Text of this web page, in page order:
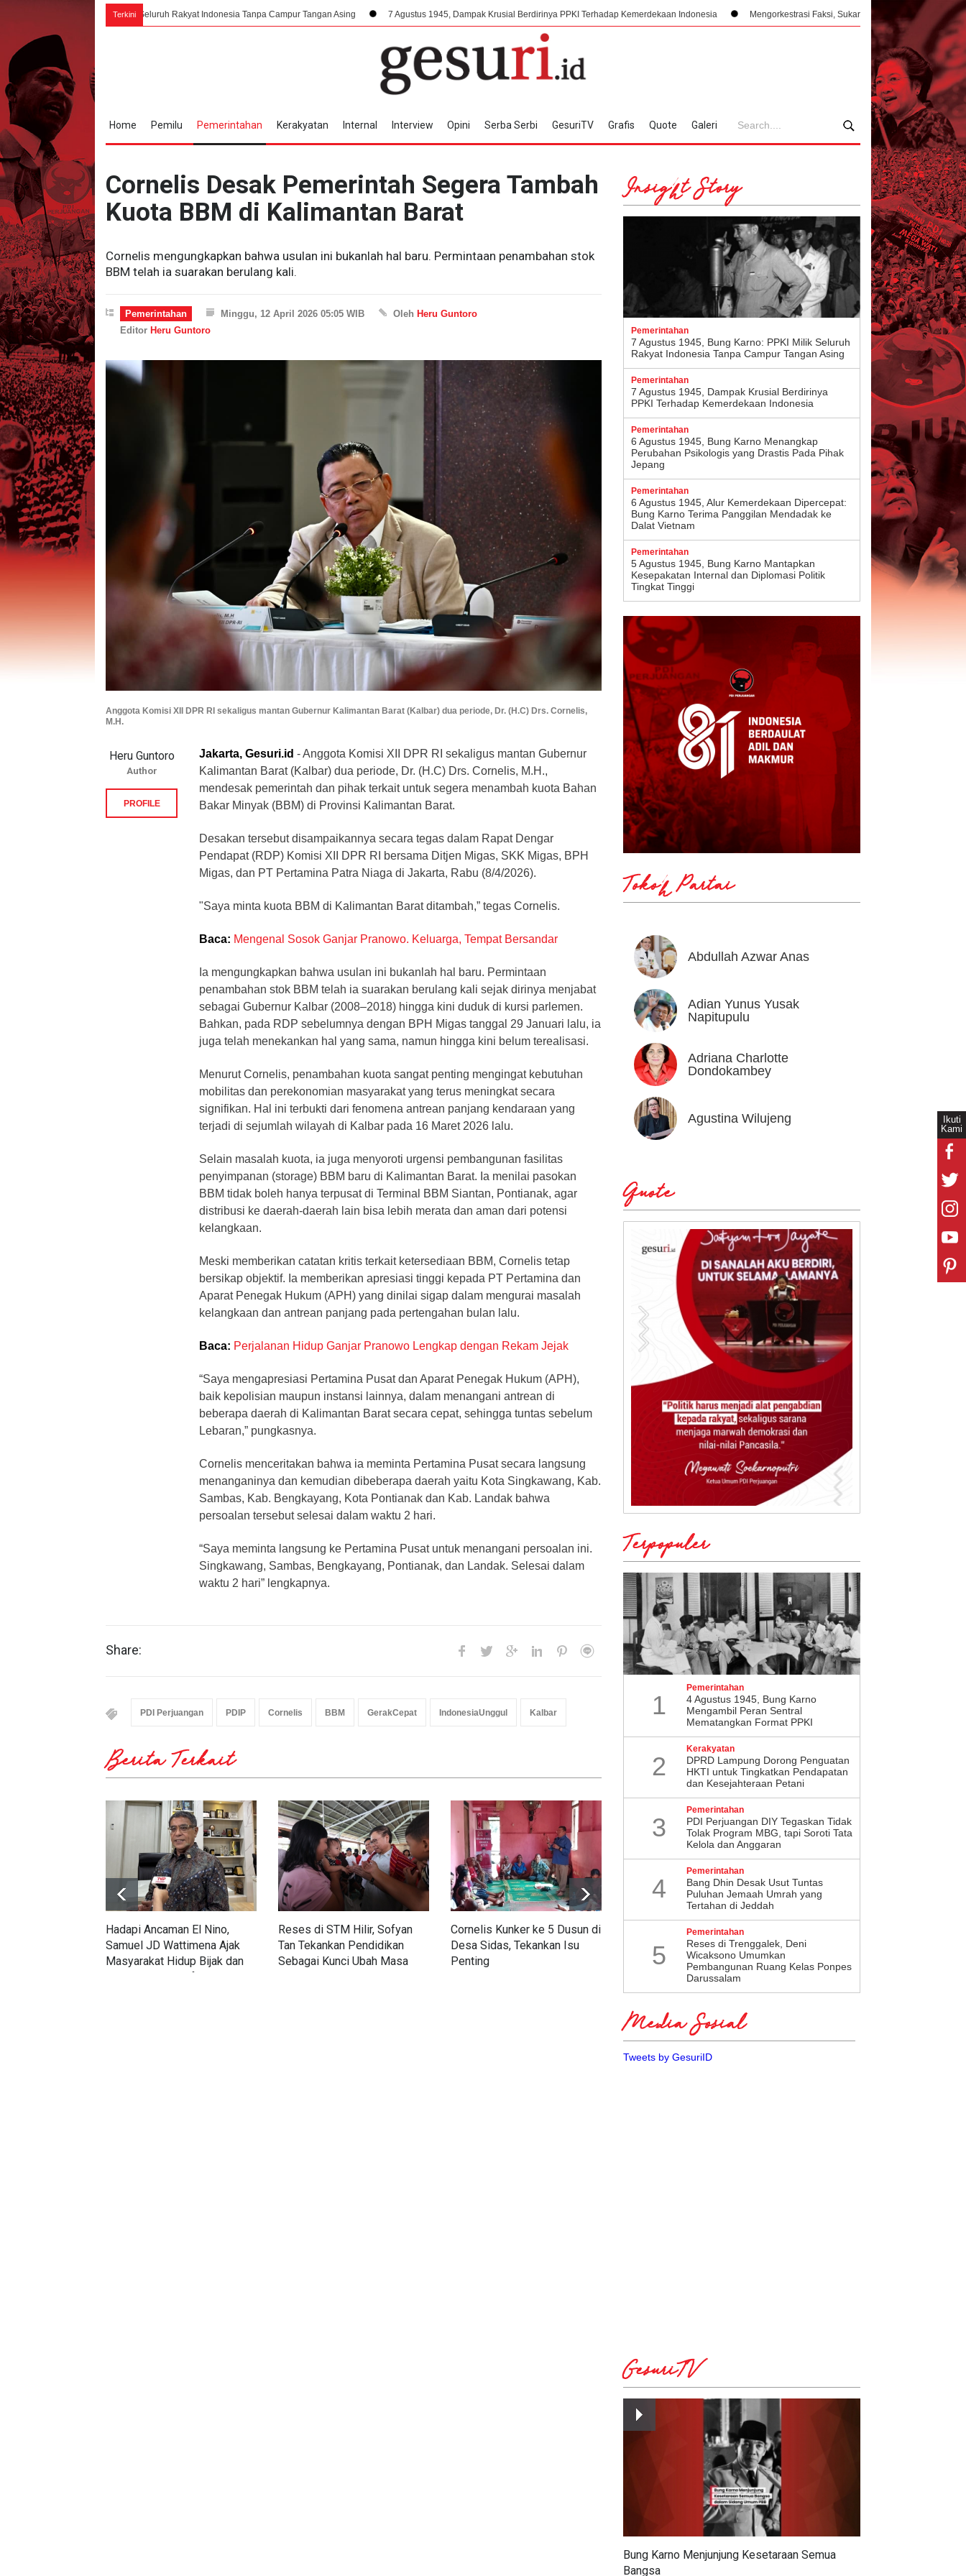
Ikuti
Kami
Terkini
Karno: PPKI Milik Seluruh Rakyat Indonesia Tanpa Campur Tangan Asing 7 Agustus 1945, Dampak Krusial Berdirinya PPKI Terhadap Kemerdekaan Indonesia Mengorkestrasi Faksi, Sukarno, PPKI, dan Manajemen Konflik Internal
Home Pemilu Pemerintahan Kerakyatan Internal Interview Opini Serba Serbi GesuriTV Grafis Quote Galeri
Cornelis Desak Pemerintah Segera Tambah
Kuota BBM di Kalimantan Barat
Cornelis mengungkapkan bahwa usulan ini bukanlah hal baru. Permintaan penambahan stok
BBM telah ia suarakan berulang kali.
Pemerintahan Minggu, 12 April 2026 05:05 WIB Oleh Heru Guntoro
Editor Heru Guntoro
Anggota Komisi XII DPR RI sekaligus mantan Gubernur Kalimantan Barat (Kalbar) dua periode, Dr. (H.C) Drs. Cornelis,
M.H.
Jakarta, Gesuri.id - Anggota Komisi XII DPR RI sekaligus mantan Gubernur
Kalimantan Barat (Kalbar) dua periode, Dr. (H.C) Drs. Cornelis, M.H.,
mendesak pemerintah dan pihak terkait untuk segera menambah kuota Bahan
Bakar Minyak (BBM) di Provinsi Kalimantan Barat.
Desakan tersebut disampaikannya secara tegas dalam Rapat Dengar
Pendapat (RDP) Komisi XII DPR RI bersama Ditjen Migas, SKK Migas, BPH
Migas, dan PT Pertamina Patra Niaga di Jakarta, Rabu (8/4/2026).
"Saya minta kuota BBM di Kalimantan Barat ditambah,” tegas Cornelis.
Baca: Mengenal Sosok Ganjar Pranowo. Keluarga, Tempat Bersandar
Ia mengungkapkan bahwa usulan ini bukanlah hal baru. Permintaan
penambahan stok BBM telah ia suarakan berulang kali sejak dirinya menjabat
sebagai Gubernur Kalbar (2008–2018) hingga kini duduk di kursi parlemen.
Bahkan, pada RDP sebelumnya dengan BPH Migas tanggal 29 Januari lalu, ia
juga telah menekankan hal yang sama, namun hingga kini belum terealisasi.
Menurut Cornelis, penambahan kuota sangat penting mengingat kebutuhan
mobilitas dan perekonomian masyarakat yang terus meningkat secara
signifikan. Hal ini terbukti dari fenomena antrean panjang kendaraan yang
terjadi di sejumlah wilayah di Kalbar pada 16 Maret 2026 lalu.
Selain masalah kuota, ia juga menyoroti urgensi pembangunan fasilitas
penyimpanan (storage) BBM baru di Kalimantan Barat. Ia menilai pasokan
BBM tidak boleh hanya terpusat di Terminal BBM Siantan, Pontianak, agar
distribusi ke daerah-daerah lain bisa lebih merata dan aman dari potensi
kelangkaan.
Meski memberikan catatan kritis terkait ketersediaan BBM, Cornelis tetap
bersikap objektif. Ia memberikan apresiasi tinggi kepada PT Pertamina dan
Aparat Penegak Hukum (APH) yang dinilai sigap dalam mengurai masalah
kelangkaan dan antrean panjang pada pertengahan bulan lalu.
Baca: Perjalanan Hidup Ganjar Pranowo Lengkap dengan Rekam Jejak
“Saya mengapresiasi Pertamina Pusat dan Aparat Penegak Hukum (APH),
baik kepolisian maupun instansi lainnya, dalam menangani antrean di
beberapa daerah di Kalimantan Barat secara cepat, sehingga tuntas sebelum
Lebaran,” pungkasnya.
Cornelis menceritakan bahwa ia meminta Pertamina Pusat secara langsung
menanganinya dan kemudian dibeberapa daerah yaitu Kota Singkawang, Kab.
Sambas, Kab. Bengkayang, Kota Pontianak dan Kab. Landak bahwa
persoalan tersebut selesai dalam waktu 2 hari.
“Saya meminta langsung ke Pertamina Pusat untuk menangani persoalan ini.
Singkawang, Sambas, Bengkayang, Pontianak, dan Landak. Selesai dalam
waktu 2 hari” lengkapnya.
Heru Guntoro
Author
PROFILE
Share:
PDI Perjuangan PDIP Cornelis BBM GerakCepat IndonesiaUnggul Kalbar
Berita Terkait
Hadapi Ancaman El Nino,
Samuel JD Wattimena Ajak
Masyarakat Hidup Bijak dan
Reses di STM Hilir, Sofyan
Tan Tekankan Pendidikan
Sebagai Kunci Ubah Masa
Cornelis Kunker ke 5 Dusun di
Desa Sidas, Tekankan Isu
Penting
Semarakkan HUT Ke-81 RI,
Karolin Ingatkan ASN Tetap
Maksimal Layani Warga di
Masa Efisiensi
Wibowo Prasetyo Ingatkan
Pentingnya Keadilan
Insight Story
Pemerintahan
7 Agustus 1945, Bung Karno: PPKI Milik Seluruh
Rakyat Indonesia Tanpa Campur Tangan Asing
Pemerintahan
7 Agustus 1945, Dampak Krusial Berdirinya
PPKI Terhadap Kemerdekaan Indonesia
Pemerintahan
6 Agustus 1945, Bung Karno Menangkap
Perubahan Psikologis yang Drastis Pada Pihak
Jepang
Pemerintahan
6 Agustus 1945, Alur Kemerdekaan Dipercepat:
Bung Karno Terima Panggilan Mendadak ke
Dalat Vietnam
Pemerintahan
5 Agustus 1945, Bung Karno Mantapkan
Kesepakatan Internal dan Diplomasi Politik
Tingkat Tinggi
Tokoh Partai
Abdullah Azwar Anas
Adian Yunus Yusak
Napitupulu
Adriana Charlotte
Dondokambey
Agustina Wilujeng Andi
Quote
Terpopuler
1
Pemerintahan
4 Agustus 1945, Bung Karno
Mengambil Peran Sentral
Mematangkan Format PPKI
2
Kerakyatan
DPRD Lampung Dorong Penguatan
HKTI untuk Tingkatkan Pendapatan
dan Kesejahteraan Petani
3
Pemerintahan
PDI Perjuangan DIY Tegaskan Tidak
Tolak Program MBG, tapi Soroti Tata
Kelola dan Anggaran
4
Pemerintahan
Bang Dhin Desak Usut Tuntas
Puluhan Jemaah Umrah yang
Tertahan di Jeddah
5
Pemerintahan
​Reses di Trenggalek, Deni
Wicaksono Umumkan
Pembangunan Ruang Kelas Ponpes
Darussalam
Media Sosial
Tweets by GesuriID
GesuriTV
Bung Karno Menjunjung Kesetaraan Semua
Bangsa